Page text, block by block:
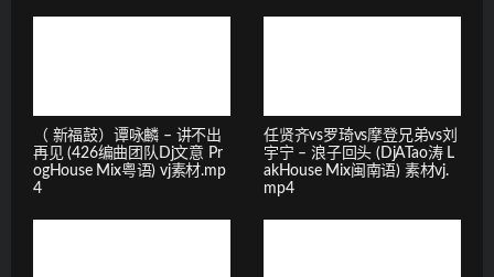
（ 新福鼓）谭咏麟 – 讲不出
再见 (426编曲团队Dj文意 Pr
ogHouse Mix粤语) vj素材.mp
4
任贤齐vs罗琦vs摩登兄弟vs刘
宇宁 – 浪子回头 (DjATao涛 L
akHouse Mix闽南语) 素材vj.
mp4